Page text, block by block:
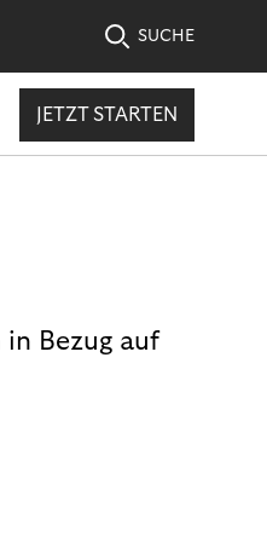
SUCHE
JETZT STARTEN
Bezug auf